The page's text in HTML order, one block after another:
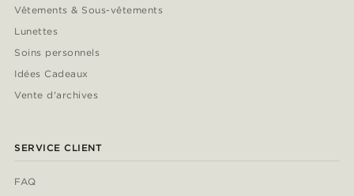
Vêtements & Sous-vêtements
Lunettes
Soins personnels
Idées Cadeaux
Vente d'archives
SERVICE CLIENT
FAQ